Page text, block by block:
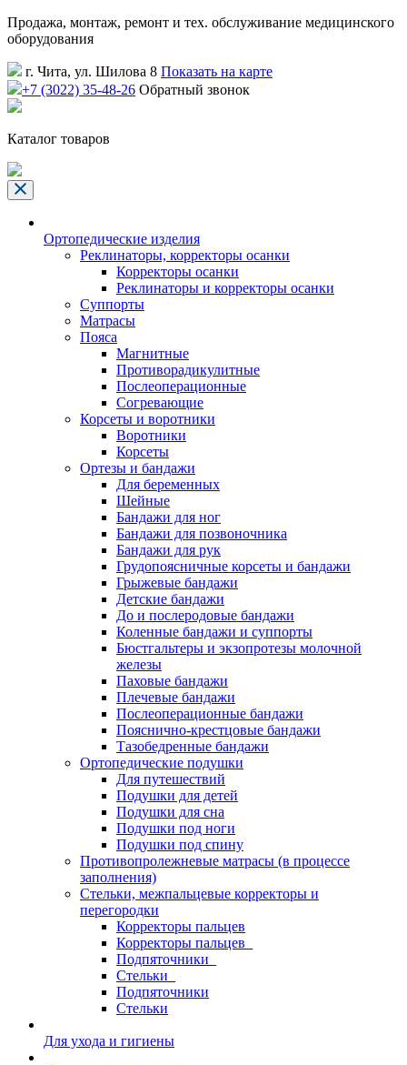
Продажа, монтаж, ремонт и тех. обслуживание медицинского
оборудования
г. Чита, ул. Шилова 8 Показать на карте
+7 (3022) 35-48-26 Обратный звонок
Каталог товаров
Ортопедические изделия
Реклинаторы, корректоры осанки
Корректоры осанки
Реклинаторы и корректоры осанки
Суппорты
Матрасы
Пояса
Магнитные
Противорадикулитные
Послеоперационные
Согревающие
Корсеты и воротники
Воротники
Корсеты
Ортезы и бандажи
Для беременных
Шейные
Бандажи для ног
Бандажи для позвоночника
Бандажи для рук
Грудопоясничные корсеты и бандажи
Грыжевые бандажи
Детские бандажи
До и послеродовые бандажи
Коленные бандажи и суппорты
Бюстгальтеры и экзопротезы молочной
железы
Паховые бандажи
Плечевые бандажи
Послеоперационные бандажи
Пояснично-крестцовые бандажи
Тазобедренные бандажи
Ортопедические подушки
Для путешествий
Подушки для детей
Подушки для сна
Подушки под ноги
Подушки под спину
Противопролежневые матрасы (в процессе
заполнения)
Стельки, межпальцевые корректоры и
перегородки
Корректоры пальцев
Корректоры пальцев_
Подпяточники_
Стельки_
Подпяточники
Стельки
Для ухода и гигиены